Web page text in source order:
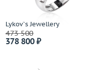
Lykov`s Jewellery
473 500
378 800 ₽